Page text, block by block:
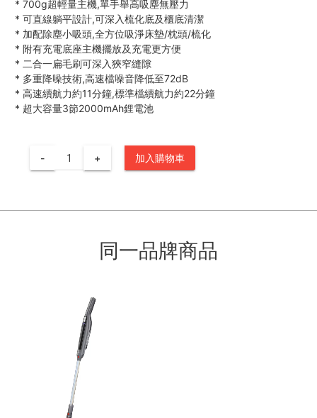
* 700g超輕量主機,單手舉高吸塵無壓力
* 可直線躺平設計,可深入梳化底及櫃底清潔
* 加配除塵小吸頭,全方位吸淨床墊/枕頭/梳化
* 附有充電底座主機擺放及充電更方便
* 二合一扁毛刷可深入狹窄縫隙
* 多重降噪技術,高速檔噪音降低至72dB
* 高速續航力約11分鐘,標準檔續航力約22分鐘
* 超大容量3節2000mAh鋰電池
- + 加入購物車
同一品牌商品